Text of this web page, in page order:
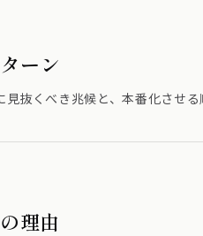
ーン
抜くべき兆候と、本番化させ
理由